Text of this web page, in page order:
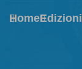
HomeEdizioni